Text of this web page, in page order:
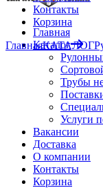
Главная
Каталог
Трубы
Услуги
Вакансии
Доставка
О компании
Контакты
Корзина
Контакты
Корзина
ГлавнаяКАТАЛОГ